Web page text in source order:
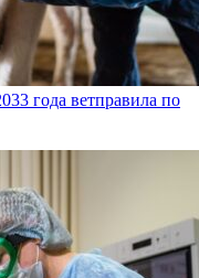
года ветправила по